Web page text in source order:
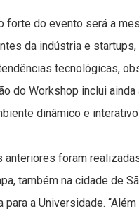
forte do evento será a
da indústria e
tecnológicas,
do Workshop inclui
dinâmico e
foram
também na cidade de
para a Universidade.